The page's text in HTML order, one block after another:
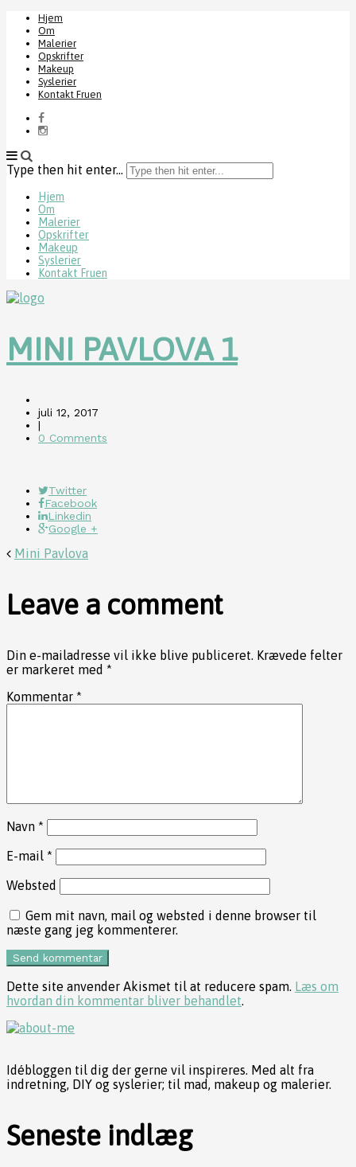
Hjem
Om
Malerier
Opskrifter
Makeup
Syslerier
Kontakt Fruen
Type then hit enter...
Hjem
Om
Malerier
Opskrifter
Makeup
Syslerier
Kontakt Fruen
MINI PAVLOVA 1
juli 12, 2017
|
0 Comments
Twitter
Facebook
Linkedin
Google +
Mini Pavlova
Leave a comment
Din e-mailadresse vil ikke blive publiceret. Krævede felter
er markeret med *
Kommentar *
Navn *
E-mail *
Websted
Gem mit navn, mail og websted i denne browser til
næste gang jeg kommenterer.
Dette site anvender Akismet til at reducere spam. Læs om
hvordan din kommentar bliver behandlet.
Idébloggen til dig der gerne vil inspireres. Med alt fra
indretning, DIY og syslerier; til mad, makeup og malerier.
Seneste indlæg